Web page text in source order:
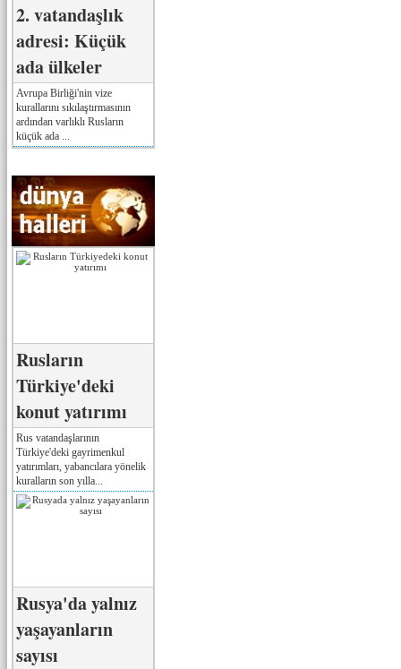
2. vatandaşlık
adresi: Küçük
ada ülkeler
Avrupa Birliği'nin vize
kurallarını sıkılaştırmasının
ardından varlıklı Rusların
küçük ada ...
Rusların
Türkiye'deki
konut yatırımı
Rus vatandaşlarının
Türkiye'deki gayrimenkul
yatırımları, yabancılara yönelik
kuralların son yılla...
Rusya'da yalnız
yaşayanların
sayısı